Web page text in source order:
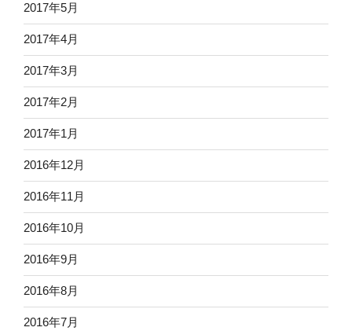
2017年5月
2017年4月
2017年3月
2017年2月
2017年1月
2016年12月
2016年11月
2016年10月
2016年9月
2016年8月
2016年7月